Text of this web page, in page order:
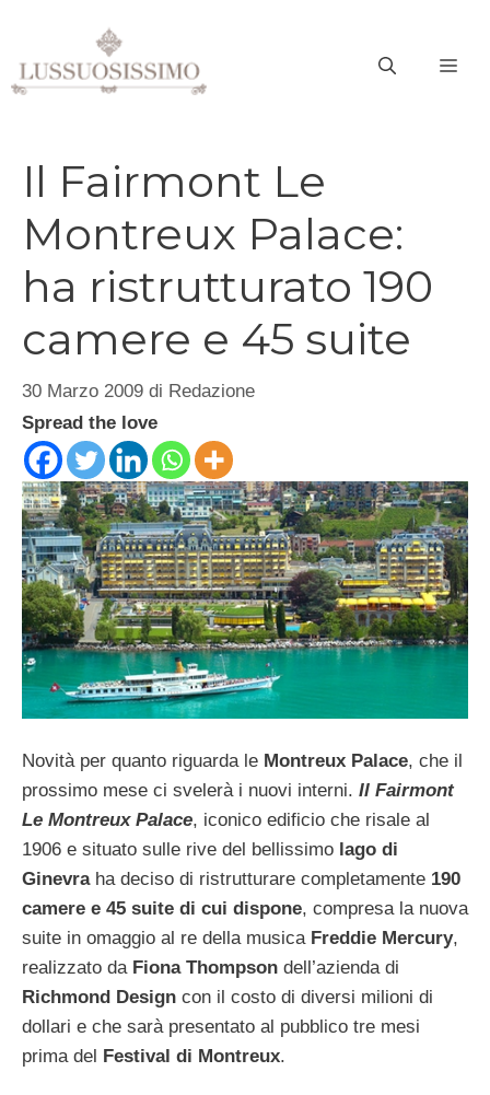
contenuto
Il Fairmont Le
Montreux Palace:
ha ristrutturato 190
camere e 45 suite
30 Marzo 2009 di Redazione
Spread the love
Novità per quanto riguarda le Montreux Palace, che il
prossimo mese ci svelerà i nuovi interni. Il Fairmont
Le Montreux Palace, iconico edificio che risale al
1906 e situato sulle rive del bellissimo lago di
Ginevraha deciso di ristrutturare completamente 190
camere e 45 suite di cui dispone, compresa la nuova
suite in omaggio al re della musica Freddie Mercury,
realizzato da Fiona Thompson dell’azienda di
Richmond Design con il costo di diversi milioni di
dollari e che sarà presentato al pubblico tre mesi
prima del Festival di Montreux.